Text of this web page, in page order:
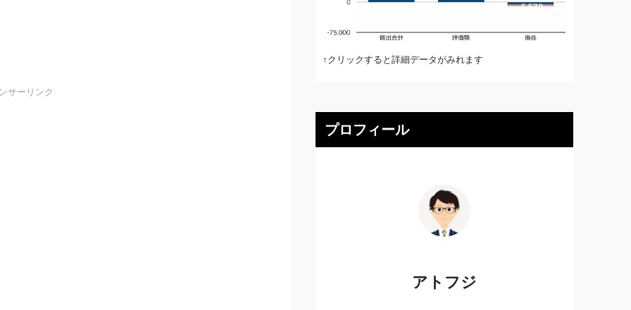
サーリンク
↑クリックすると詳細データがみれます
プロフィール
アトフジ